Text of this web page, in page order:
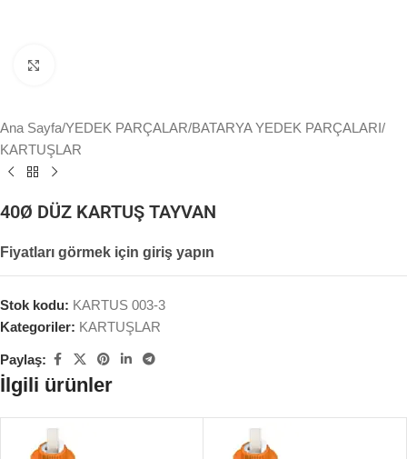
Ana Sayfa/YEDEK PARÇALAR/BATARYA YEDEK PARÇALARI/
KARTUŞLAR
40Ø DÜZ KARTUŞ TAYVAN
Fiyatları görmek için giriş yapın
Stok kodu: KARTUS 003-3
Kategoriler: KARTUŞLAR
Paylaş:
İlgili ürünler